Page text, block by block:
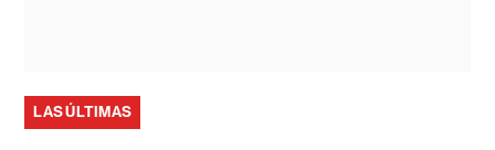
LAS ÚLTIMAS